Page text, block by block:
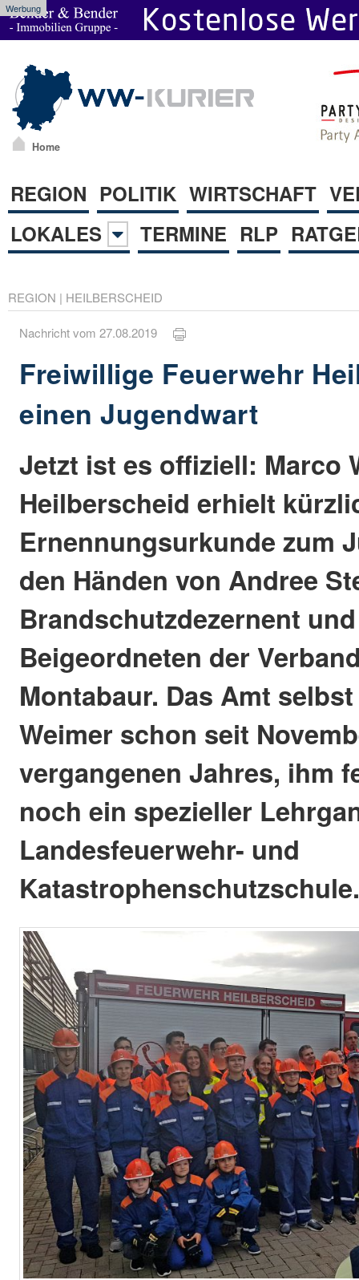
Werbung
Home
REGION POLITIK WIRTSCHAFT
LOKALES
TERMINE RLP
REGION | HEILBERSCHEID
Nachricht vom 27.08.2019
Freiwillige Feuerwehr
einen Jugendwart
Jetzt ist es offiziell: Marco
Heilberscheid erhielt
Ernennungsurkunde zum
den Händen von Andree
Brandschutzdezernent
Beigeordneten der
Montabaur. Das Amt
Weimer schon seit
vergangenen Jahres, ihm
noch ein spezieller
Landesfeuerwehr- und